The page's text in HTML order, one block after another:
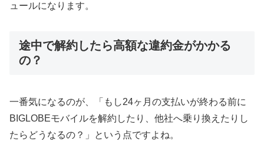
ュールになります。
途中で解約したら高額な違約金がかかる
の？
一番気になるのが、「もし24ヶ月の支払いが終わる前に
BIGLOBEモバイルを解約したり、他社へ乗り換えたりし
たらどうなるの？」という点ですよね。